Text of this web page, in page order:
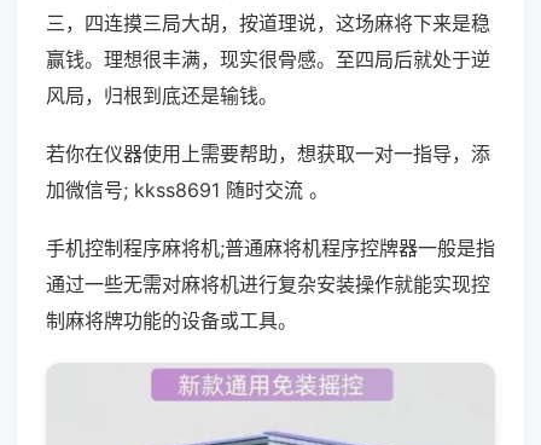
三，四连摸三局大胡，按道理说，这场麻将下来是稳
赢钱。理想很丰满，现实很骨感。至四局后就处于逆
风局，归根到底还是输钱。
若你在仪器使用上需要帮助，想获取一对一指导，添
加微信号; kkss8691 随时交流 。
手机控制程序麻将机;普通麻将机程序控牌器一般是指
通过一些无需对麻将机进行复杂安装操作就能实现控
制麻将牌功能的设备或工具。